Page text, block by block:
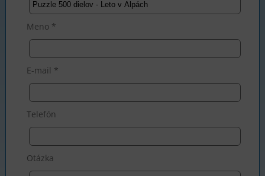
Meno *
E-mail *
Telefón
Otázka